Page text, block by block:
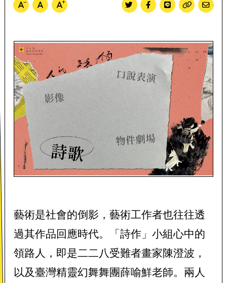
文字尺寸縮小
文字尺寸正常
文字尺寸放大 Twitter分享Facebook分享
Line分享複製 寄送
藝術是社會的倒影，藝術工作者也往往透
過其作品回應時代。「詩作」小組心中的
領路人，即是二二八受難者畫家陳澄波，
以及臺灣精靈幻舞舞團薛喻鮮老師。兩人